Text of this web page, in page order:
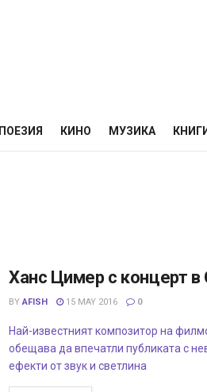
ПОЕЗИЯ КИНО МУЗИКА КНИГИ
Ханс Цимер с концерт
BY AFISH 15 MAY 2016 0
Най-известният композитор на
обещава да впечатли публиката с
ефекти от звук и светлина